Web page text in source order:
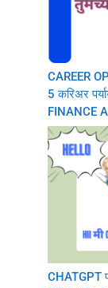
CAREER
5 करिअर
FINANCE
CHATGPT